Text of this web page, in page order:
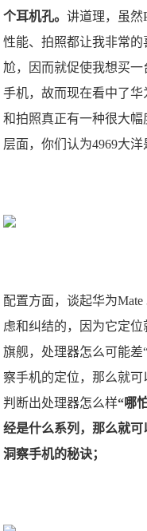
个耳机孔。讲道理，虽然
性能、拍照都让我非常
尬，因而就促使我想买
手机，故而现在看中了华
和拍照真正有一种很大
层面，你们认为4969大洋
配置方面，谈起华为
虑和纠结的，因为它定
旗舰，处理器怎么可能差
察手机的定位，那么就
判断出处理器怎么样“哪
经是什么系列，那么就
洞察手机的秘诀；